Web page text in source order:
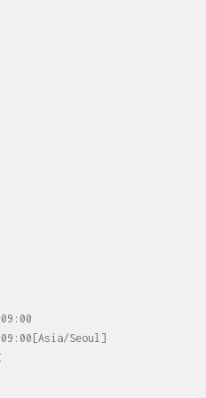
Seoul]